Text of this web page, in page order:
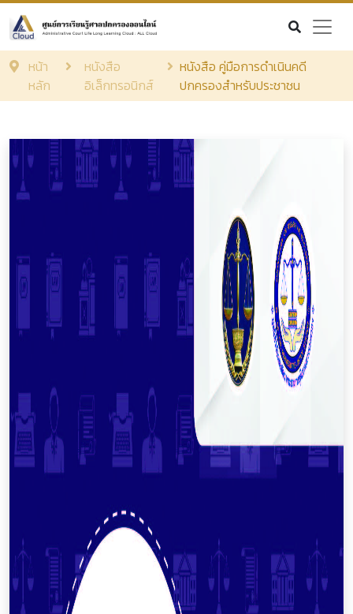
หน้า
หลัก
หนังสือ
อิเล็กทรอนิกส์
หนังสือ คู่มือการดำเนินคดี
ปกครองสำหรับประชาชน